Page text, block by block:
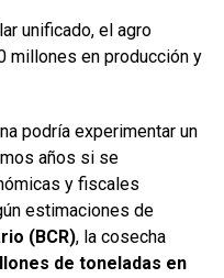
unificado, el agro
millones en producción y
podría experimentar un
años si se
y fiscales
estimaciones de
(BCR), la cosecha
de toneladas en